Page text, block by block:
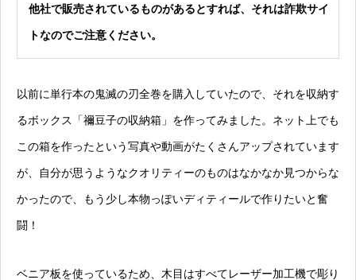
他社で販売されているものがあるとすれば、それは詐欺サイ
トなのでご注意ください。
以前に単行本の鬼滅の刃全巻を購入していたので、それを収納す
るボックス「禰豆子の収納箱」を作ってみました。ネット上でも
この箱を作ったという写真や動画がたくさんアップされています
が、自分が思うようなクオリティーのものはなかなか見つからな
かったので、もう少し本物っぽいディティールで作りたいと奮
闘！
ベニア板を使っているため、木目はすべてレーザー加工機で彫り